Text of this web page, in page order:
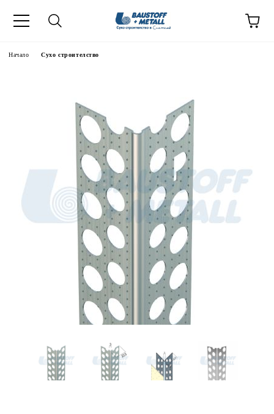
Начало Сухо строителство